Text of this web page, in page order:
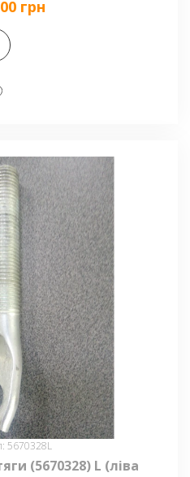
грн
5670328L
(5670328) L (ліва